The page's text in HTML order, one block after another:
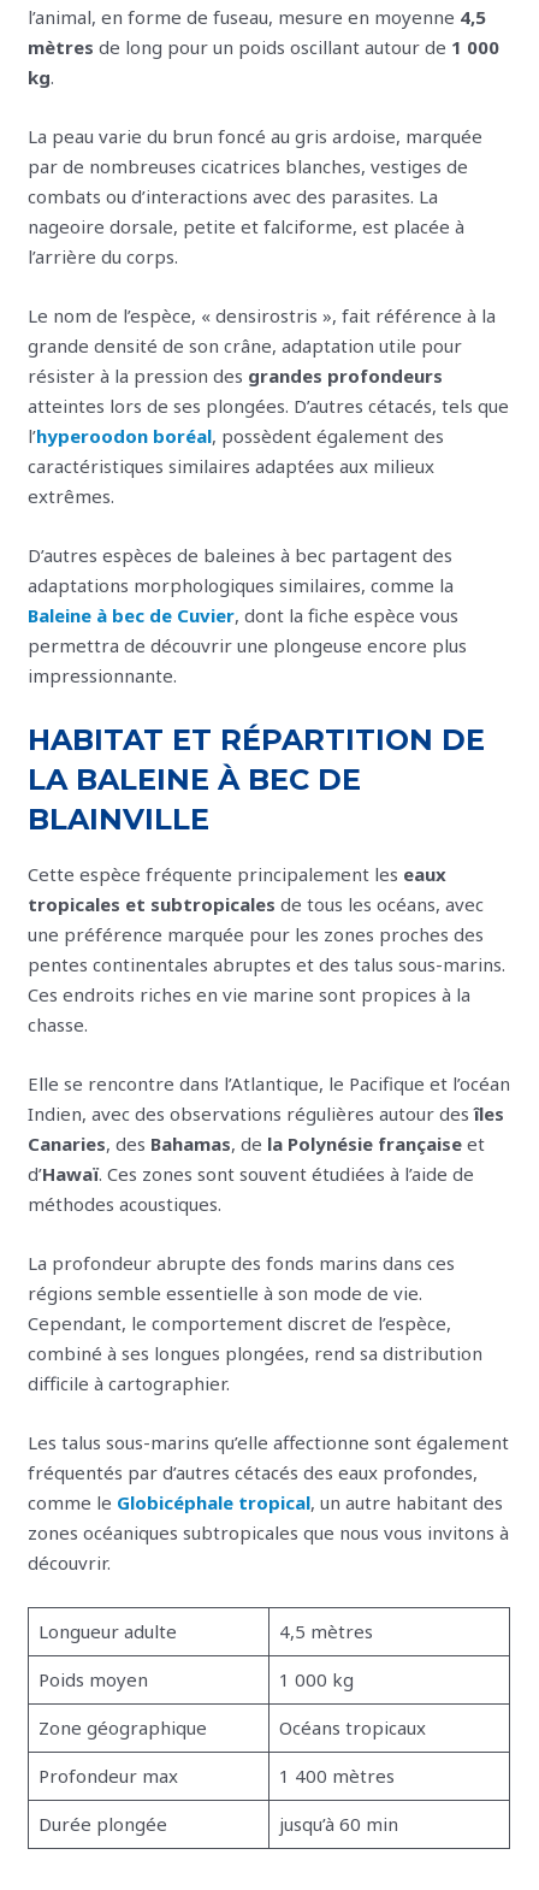
l’animal, en forme de fuseau, mesure en moyenne 4,5
mètres de long pour un poids oscillant autour de 1 000
kg.
La peau varie du brun foncé au gris ardoise, marquée
par de nombreuses cicatrices blanches, vestiges de
combats ou d’interactions avec des parasites. La
nageoire dorsale, petite et falciforme, est placée à
l’arrière du corps.
Le nom de l’espèce, « densirostris », fait référence à la
grande densité de son crâne, adaptation utile pour
résister à la pression des grandes profondeurs
atteintes lors de ses plongées. D’autres cétacés, tels que
l’hyperoodon boréal, possèdent également des
caractéristiques similaires adaptées aux milieux
extrêmes.
D’autres espèces de baleines à bec partagent des
adaptations morphologiques similaires, comme la
Baleine à bec de Cuvier, dont la fiche espèce vous
permettra de découvrir une plongeuse encore plus
impressionnante.
HABITAT ET RÉPARTITION DE
LA BALEINE À BEC DE
BLAINVILLE
Cette espèce fréquente principalement les eaux
tropicales et subtropicales de tous les océans, avec
une préférence marquée pour les zones proches des
pentes continentales abruptes et des talus sous-marins.
Ces endroits riches en vie marine sont propices à la
chasse.
Elle se rencontre dans l’Atlantique, le Pacifique et l’océan
Indien, avec des observations régulières autour desîles
Canaries, des Bahamas, de la Polynésie française et
d’Hawaï. Ces zones sont souvent étudiées à l’aide de
méthodes acoustiques.
La profondeur abrupte des fonds marins dans ces
régions semble essentielle à son mode de vie.
Cependant, le comportement discret de l’espèce,
combiné à ses longues plongées, rend sa distribution
difficile à cartographier.
Les talus sous-marins qu’elle affectionne sont également
fréquentés par d’autres cétacés des eaux profondes,
comme le Globicéphale tropical, un autre habitant des
zones océaniques subtropicales que nous vous invitons à
découvrir.
Longueur adulte
4,5 mètres
Poids moyen
1 000 kg
Zone géographique
Océans tropicaux
Profondeur max
1 400 mètres
Durée plongée
jusqu’à 60 min